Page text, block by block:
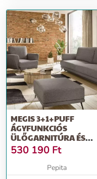
MEGIS 3+1+PUFF
ÁGYFUNKCIÓS
ÜLŐGARNITÚRA ÉS
PUFF SZÜRKE
530 190 Ft
Pepita